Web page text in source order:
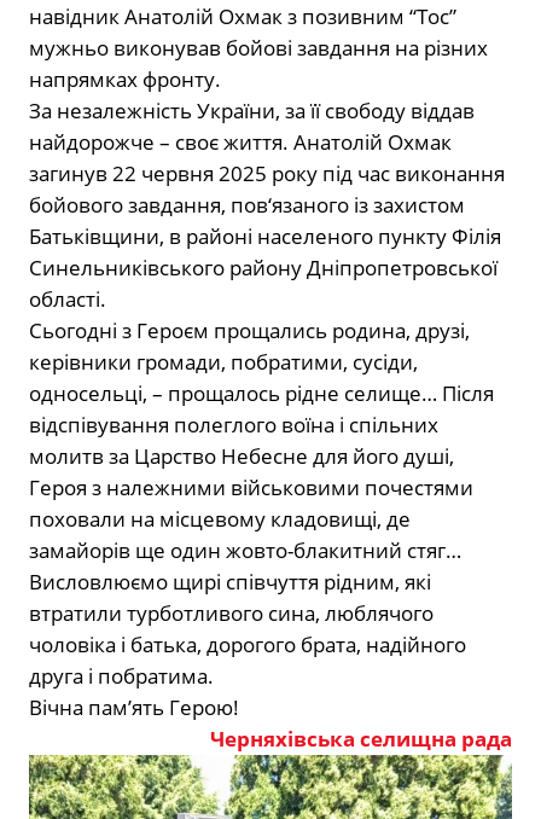
навідник Анатолій Охмак з позивним “Тос”
мужньо виконував бойові завдання на різних
напрямках фронту.
За незалежність України, за її свободу віддав
найдорожче – своє життя. Анатолій Охмак
загинув 22 червня 2025 року під час виконання
бойового завдання, пов‘язаного із захистом
Батьківщини, в районі населеного пункту Філія
Синельниківського району Дніпропетровської
області.
Сьогодні з Героєм прощались родина, друзі,
керівники громади, побратими, сусіди,
односельці, – прощалось рідне селище… Після
відспівування полеглого воїна і спільних
молитв за Царство Небесне для його душі,
Героя з належними військовими почестями
поховали на місцевому кладовищі, де
замайорів ще один жовто-блакитний стяг…
Висловлюємо щирі співчуття рідним, які
втратили турботливого сина, люблячого
чоловіка і батька, дорогого брата, надійного
друга і побратима.
Вічна пам’ять Герою!
Черняхівська селищна рада